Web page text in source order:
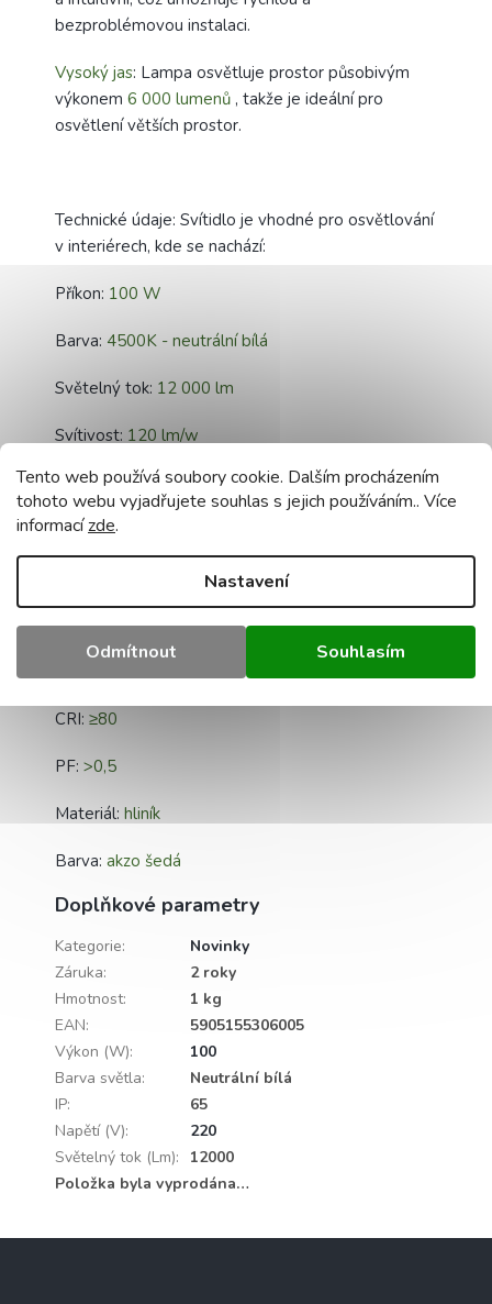
Tento web používá soubory cookie. Dalším procházením
tohoto webu vyjadřujete souhlas s jejich používáním.. Více
informacízde.
Nastavení
Odmítnout Souhlasím
bezproblémovou instalaci.
Vysoký jas: Lampa osvětluje prostor působivým
výkonem 6 000 lumenů , takže je ideální pro
osvětlení větších prostor.
Technické údaje: Svítidlo je vhodné pro osvětlování
v interiérech, kde se nachází:
Příkon: 100 W
Barva: 4500K - neutrální bílá
Světelný tok: 12 000 lm
Svítivost: 120 lm/w
Napájení:220V - 240V
Stupeň krytí:
Úhel osvětlení:120 stupňů
CRI: ≥80
PF: >0,5
Materiál: hliník
Barva: akzo šedá
Doplňkové parametry
Kategorie:
Novinky
Záruka:
2 roky
Hmotnost:
1 kg
EAN:
5905155306005
Výkon (W):
100
Barva světla:
Neutrální bílá
IP:
65
Napětí (V):
220
Světelný tok (Lm):
12000
Položka byla vyprodána…